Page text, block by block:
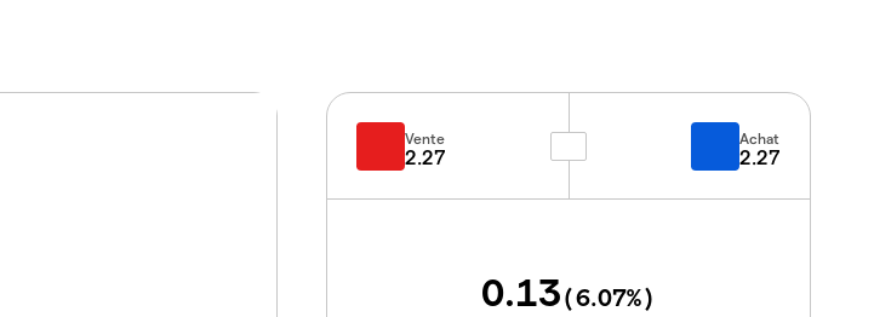
Vente
2.27
Achat
2.27
0.13(6.07%)